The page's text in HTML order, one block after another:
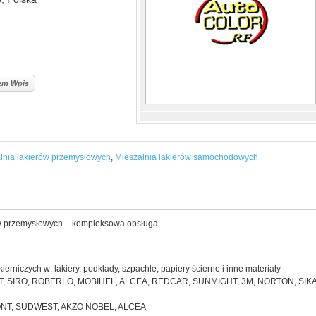
Wpis
lakierów przemysłowych, Mieszalnia lakierów samochodowych
– kompleksowa obsługa.
w: lakiery, podkłady, szpachle, papiery ścierne i inne materiały
SIRO, ROBERLO, MOBIHEL, ALCEA, REDCAR, SUNMIGHT, 3M, NORTON,
SUDWEST, AKZO NOBEL, ALCEA